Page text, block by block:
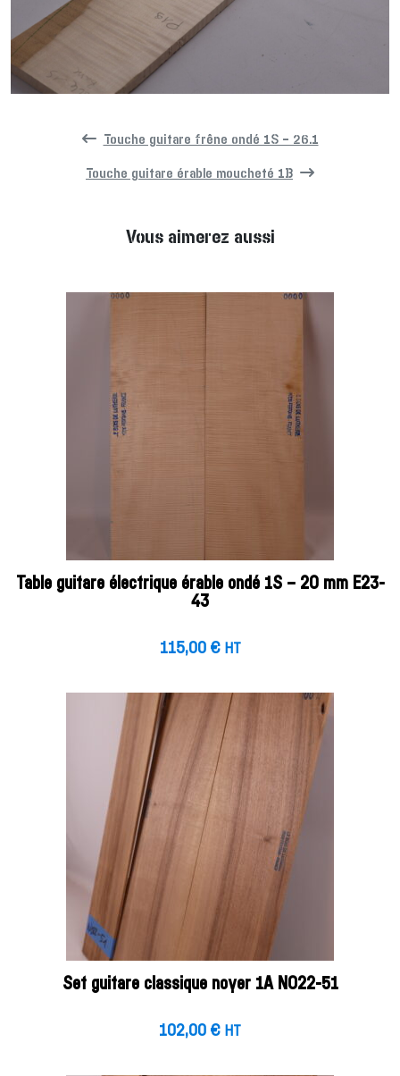
Touche guitare frêne ondé 1S – 26.1
Touche guitare érable moucheté 1B
Vous aimerez aussi
Table guitare électrique érable ondé 1S – 20 mm E23-
43
115,00 € HT
Set guitare classique noyer 1A NO22-51
102,00 € HT